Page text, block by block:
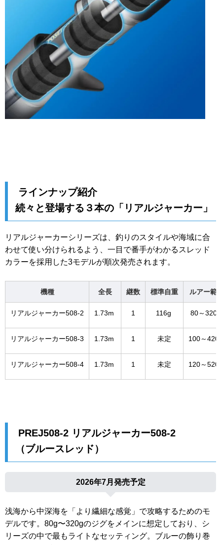
ラインナップ紹介
続々と登場する３本の「リアルジャーカー」
リアルジャーカーシリーズは、釣りのスタイルや海域に合
わせて使い分けられるよう、一目で番手がわかるスレッド
カラーを採用した3モデルが順次発売されます。
機種 全長 継数 標準自重 ルアー範
リアルジャーカー508-2 1.73m 1 116g 80～
リアルジャーカー508-3 1.73m 1 未定 100～
リアルジャーカー508-4 1.73m 1 未定 120～
PREJ508-2 リアルジャーカー508-2
（ブルースレッド）
2026年7月発売予定
浅海から中深海を「より繊細な感覚」で攻略するためのモ
デルです。80g〜320gのジグをメインに想定しており、シ
リーズの中で最もライトなセッティング。ブルーの飾り巻